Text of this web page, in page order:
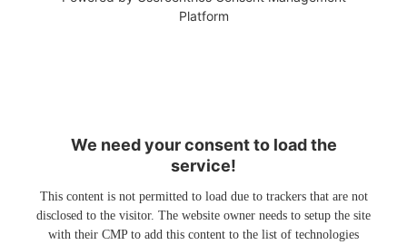
Platform
We need your consent to load the
service!
This content is not permitted to load due to trackers that are not
disclosed to the visitor. The website owner needs to setup the site
with their CMP to add this content to the list of technologies